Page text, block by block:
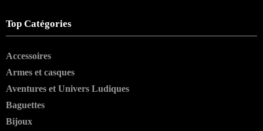
Top Catégories
Accessoires
Armes et casques
Aventures et Univers Ludiques
Baguettes
Bijoux